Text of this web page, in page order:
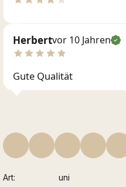
Herbertvor 10 Jahren
Gute Qualität
Art
uni